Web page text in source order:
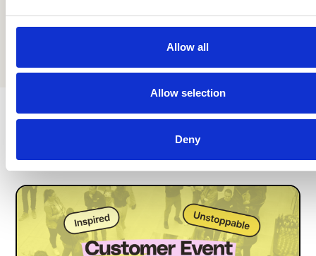
Allow all
Allow selection
Deny
Er is meer
Gerelateerde artikelen